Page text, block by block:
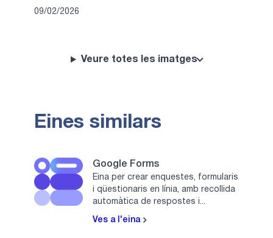
09/02/2026
Veure totes les imatges
Eines similars
Google Forms
Eina per crear enquestes, formularis
i qüestionaris en línia, amb recollida
automàtica de respostes i...
Ves a l'eina